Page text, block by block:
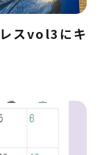
レスvol3にキ